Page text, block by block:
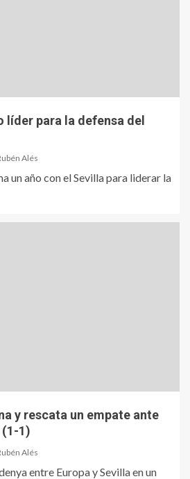
líder para la defensa del
Alés
un año con el Sevilla para liderar la
y rescata un empate ante
1)
Alés
entre Europa y Sevilla en un